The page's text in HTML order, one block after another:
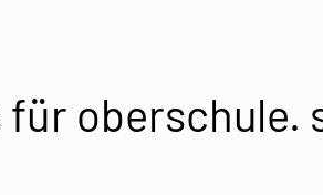
für oberschule.